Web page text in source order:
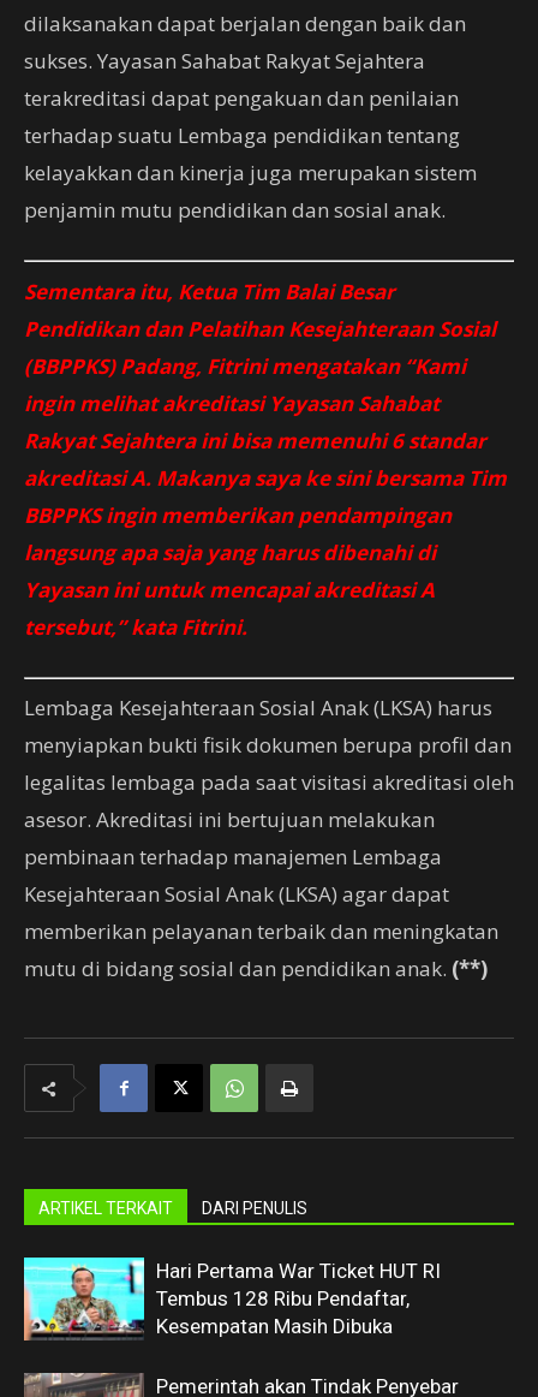
dilaksanakan dapat berjalan dengan baik dan
sukses. Yayasan Sahabat Rakyat Sejahtera
terakreditasi dapat pengakuan dan penilaian
terhadap suatu Lembaga pendidikan tentang
kelayakkan dan kinerja juga merupakan sistem
penjamin mutu pendidikan dan sosial anak.
Sementara itu, Ketua Tim Balai Besar
Pendidikan dan Pelatihan Kesejahteraan Sosial
(BBPPKS) Padang, Fitrini mengatakan “Kami
ingin melihat akreditasi Yayasan Sahabat
Rakyat Sejahtera ini bisa memenuhi 6 standar
akreditasi A. Makanya saya ke sini bersama Tim
BBPPKS ingin memberikan pendampingan
langsung apa saja yang harus dibenahi di
Yayasan ini untuk mencapai akreditasi A
tersebut,” kata Fitrini.
Lembaga Kesejahteraan Sosial Anak (LKSA) harus
menyiapkan bukti fisik dokumen berupa profil dan
legalitas lembaga pada saat visitasi akreditasi oleh
asesor. Akreditasi ini bertujuan melakukan
pembinaan terhadap manajemen Lembaga
Kesejahteraan Sosial Anak (LKSA) agar dapat
memberikan pelayanan terbaik dan meningkatan
mutu di bidang sosial dan pendidikan anak. (**)
ARTIKEL TERKAIT DARI PENULIS
Hari Pertama War Ticket HUT RI
Tembus 128 Ribu Pendaftar,
Kesempatan Masih Dibuka
Pemerintah akan Tindak Penyebar